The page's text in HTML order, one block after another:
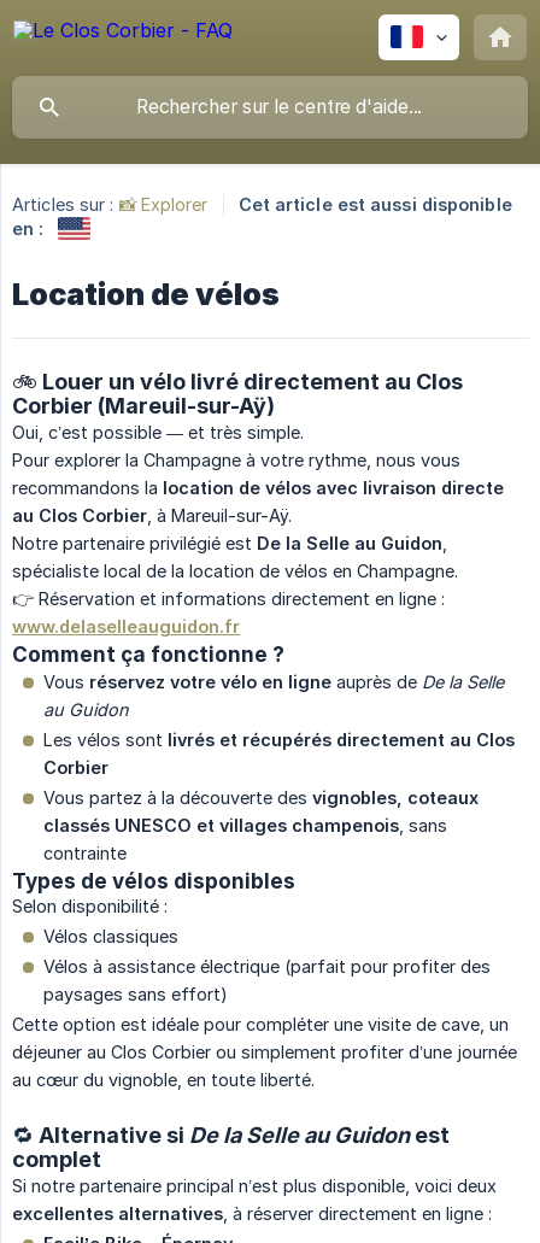
Articles sur : 📸 Explorer
Cet article est aussi disponible
en :
Location de vélos
🚲 Louer un vélo livré directement au Clos
Corbier (Mareuil-sur-Aÿ)
Oui, c’est possible — et très simple.
Pour explorer la Champagne à votre rythme, nous vous
recommandons la location de vélos avec livraison directe
au Clos Corbier , à Mareuil-sur-Aÿ.
Notre partenaire privilégié est De la Selle au Guidon
spécialiste local de la location de vélos en Champagne.
👉 Réservation et informations directement en ligne :
www.delaselleauguidon.fr
Comment ça fonctionne ?
Vous réservez votre vélo en ligne auprès de De la Selle
au Guidon
Les vélos sont livrés et récupérés directement au Clos
Corbier
Vous partez à la découverte des vignobles, coteaux
classés UNESCO et villages champenois , sans
contrainte
Types de vélos disponibles
Selon disponibilité :
Vélos classiques
Vélos à assistance électrique (parfait pour profiter des
paysages sans effort)
Cette option est idéale pour compléter une visite de cave, un
déjeuner au Clos Corbier ou simplement profiter d’une journée
au cœur du vignoble, en toute liberté.
🔁 Alternative si De la Selle au Guidonest
complet
Si notre partenaire principal n’est plus disponible, voici deux
excellentes alternatives , à réserver directement en ligne :